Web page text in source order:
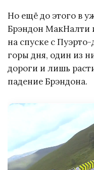
Но ещё до этого в
Брэндон МакНалти
на спуске с
горы дня, один из
дороги и лишь
падение Брэндона.